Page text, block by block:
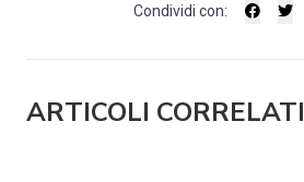
Condividi con:
ARTICOLI CORRELATI